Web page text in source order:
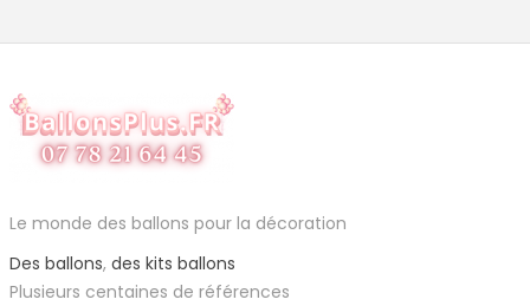
Le monde des ballons pour la décoration
Des ballons, des kits ballons
Plusieurs centaines de références